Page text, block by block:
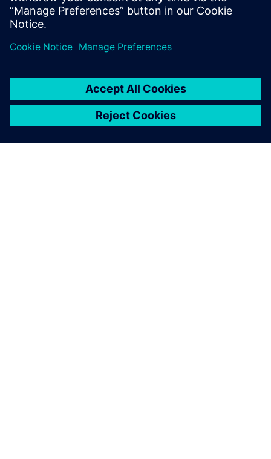
業界をリードするPLMソフト
でお試しください。